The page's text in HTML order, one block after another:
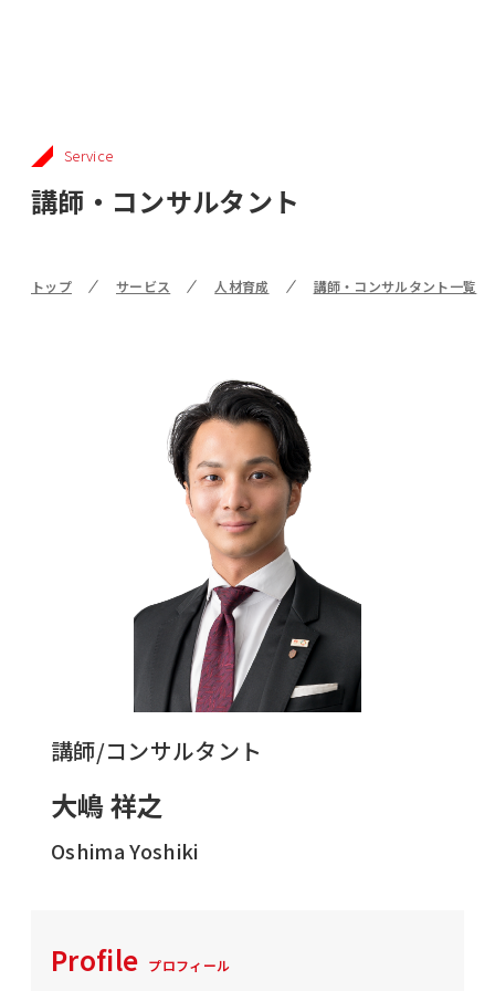
Service
講師・コンサルタント
トップ サービス 人材育成 講師・コンサルタント一覧
講師/コンサルタント
大嶋 祥之
Oshima Yoshiki
Profile プロフィール